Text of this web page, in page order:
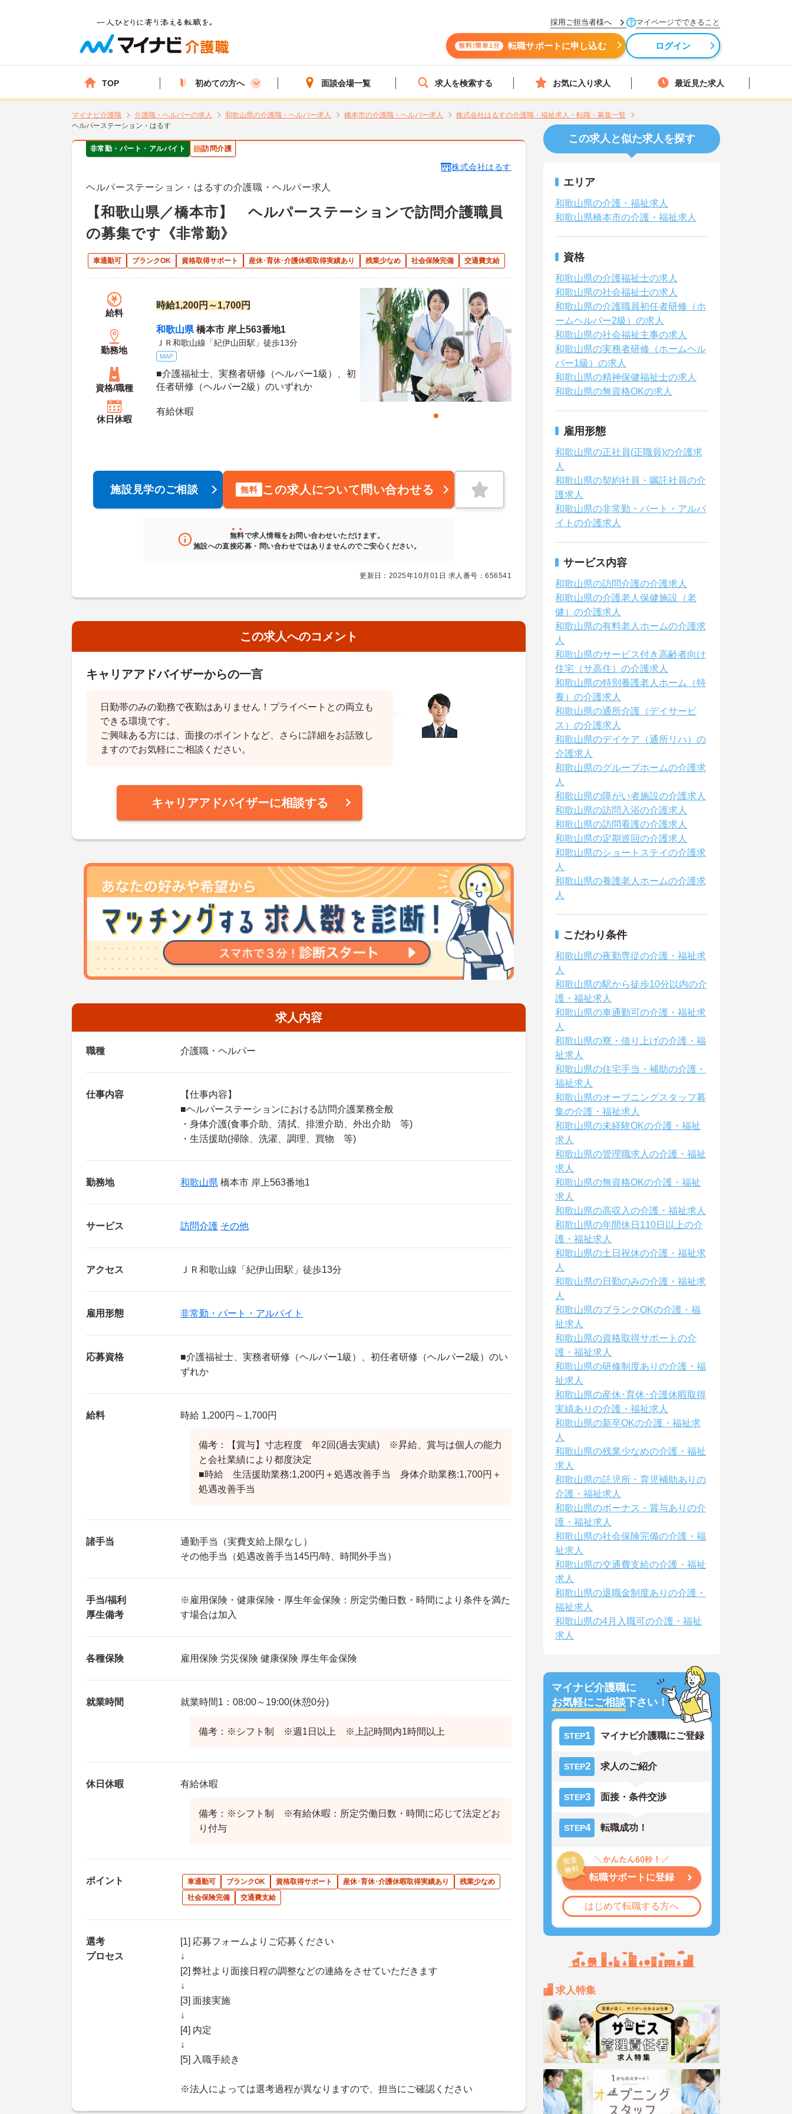
採用ご担当者様へ マイページでできること
無料!簡単1分 転職サポートに申し込む ログイン
TOP 初めての方へ 面談会場一覧 求人を検索する お気に入り求人 最近見た求人
マイナビ介護職 介護職・ヘルパーの求人 和歌山県の介護職・ヘルパー求人 橋本市の介護職・ヘルパー求人
株式会社はるすの介護職・福祉求人・転職・募集一覧
ヘルパーステーション・はるす
非常勤・パート・アルバイト 訪問介護
株式会社はるす
ヘルパーステーション・はるすの介護職・ヘルパー求人
【和歌山県／橋本市】 ヘルパーステーションで訪問介護職員
の募集です《非常勤》
車通勤可 ブランクOK 資格取得サポート 産休･育休･介護休暇取得実績あり 残業少なめ 社会保険完備 交通費支給
給料
時給1,200円～1,700円
勤務地
和歌山県 橋本市 岸上563番地1
ＪＲ和歌山線「紀伊山田駅」徒歩13分
MAP
資格/職種
■介護福祉士、実務者研修（ヘルパー1級）、初
任者研修（ヘルパー2級）のいずれか
休日休暇
有給休暇
施設見学のご相談 無料 この求人について問い合わせる
無料で求人情報をお問い合わせいただけます。
施設への直接応募・問い合わせではありませんのでご安心ください。
更新日：2025年10月01日 求人番号：656541
この求人へのコメント
キャリアアドバイザーからの一言
日勤帯のみの勤務で夜勤はありません！プライベートとの両立も
できる環境です。
ご興味ある方には、面接のポイントなど、さらに詳細をお話致し
ますのでお気軽にご相談ください。
キャリアアドバイザーに相談する
求人内容
職種 介護職・ヘルパー
仕事内容
【仕事内容】
■ヘルパーステーションにおける訪問介護業務全般
・身体介護(食事介助、清拭、排泄介助、外出介助 等)
・生活援助(掃除、洗濯、調理、買物 等)
勤務地 和歌山県 橋本市 岸上563番地1
サービス 訪問介護 その他
アクセス ＪＲ和歌山線「紀伊山田駅」徒歩13分
雇用形態 非常勤・パート・アルバイト
応募資格
■介護福祉士、実務者研修（ヘルパー1級）、初任者研修（ヘルパー2級）のい
ずれか
給料 時給 1,200円～1,700円
備考：【賞与】寸志程度 年2回(過去実績) ※昇給、賞与は個人の能力
と会社業績により都度決定
■時給 生活援助業務:1,200円＋処遇改善手当 身体介助業務:1,700円＋
処遇改善手当
諸手当
通勤手当（実費支給上限なし）
その他手当（処遇改善手当145円/時、時間外手当）
手当/福利
厚生備考
※雇用保険・健康保険・厚生年金保険：所定労働日数・時間により条件を満た
す場合は加入
各種保険 雇用保険 労災保険 健康保険 厚生年金保険
就業時間 就業時間1：08:00～19:00(休憩0分)
備考：※シフト制 ※週1日以上 ※上記時間内1時間以上
休日休暇 有給休暇
備考：※シフト制 ※有給休暇：所定労働日数・時間に応じて法定どお
り付与
ポイント 車通勤可 ブランクOK 資格取得サポート 産休･育休･介護休暇取得実績あり
残業少なめ
社会保険完備
交通費支給
選考
プロセス
[1] 応募フォームよりご応募ください
↓
[2] 弊社より面接日程の調整などの連絡をさせていただきます
↓
[3] 面接実施
↓
[4] 内定
↓
[5] 入職手続き
※法人によっては選考過程が異なりますので、担当にご確認ください
この求人と似た求人を探す
エリア
和歌山県の介護・福祉求人
和歌山県橋本市の介護・福祉求人
資格
和歌山県の介護福祉士の求人
和歌山県の社会福祉士の求人
和歌山県の介護職員初任者研修（ホ
ームヘルパー2級）の求人
和歌山県の社会福祉主事の求人
和歌山県の実務者研修（ホームヘル
パー1級）の求人
和歌山県の精神保健福祉士の求人
和歌山県の無資格OKの求人
雇用形態
和歌山県の正社員(正職員)の介護求
人
和歌山県の契約社員・嘱託社員の介
護求人
和歌山県の非常勤・パート・アルバ
イトの介護求人
サービス内容
和歌山県の訪問介護の介護求人
和歌山県の介護老人保健施設（老
健）の介護求人
和歌山県の有料老人ホームの介護求
人
和歌山県のサービス付き高齢者向け
住宅（サ高住）の介護求人
和歌山県の特別養護老人ホーム（特
養）の介護求人
和歌山県の通所介護（デイサービ
ス）の介護求人
和歌山県のデイケア（通所リハ）の
介護求人
和歌山県のグループホームの介護求
人
和歌山県の障がい者施設の介護求人
和歌山県の訪問入浴の介護求人
和歌山県の訪問看護の介護求人
和歌山県の定期巡回の介護求人
和歌山県のショートステイの介護求
人
和歌山県の養護老人ホームの介護求
人
こだわり条件
和歌山県の夜勤専従の介護・福祉求
人
和歌山県の駅から徒歩10分以内の介
護・福祉求人
和歌山県の車通勤可の介護・福祉求
人
和歌山県の寮・借り上げの介護・福
祉求人
和歌山県の住宅手当・補助の介護・
福祉求人
和歌山県のオープニングスタッフ募
集の介護・福祉求人
和歌山県の未経験OKの介護・福祉
求人
和歌山県の管理職求人の介護・福祉
求人
和歌山県の無資格OKの介護・福祉
求人
和歌山県の高収入の介護・福祉求人
和歌山県の年間休日110日以上の介
護・福祉求人
和歌山県の土日祝休の介護・福祉求
人
和歌山県の日勤のみの介護・福祉求
人
和歌山県のブランクOKの介護・福
祉求人
和歌山県の資格取得サポートの介
護・福祉求人
和歌山県の研修制度ありの介護・福
祉求人
和歌山県の産休･育休･介護休暇取得
実績ありの介護・福祉求人
和歌山県の新卒OKの介護・福祉求
人
和歌山県の残業少なめの介護・福祉
求人
和歌山県の託児所・育児補助ありの
介護・福祉求人
和歌山県のボーナス・賞与ありの介
護・福祉求人
和歌山県の社会保険完備の介護・福
祉求人
和歌山県の交通費支給の介護・福祉
求人
和歌山県の退職金制度ありの介護・
福祉求人
和歌山県の4月入職可の介護・福祉
求人
マイナビ介護職に
お気軽にご相談下さい！
STEP1 マイナビ介護職にご登録
STEP2 求人のご紹介
STEP3 面接・条件交渉
STEP4 転職成功！
転職サポートに登録
はじめて転職する方へ
求人特集